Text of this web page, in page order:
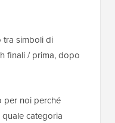
tra simboli di
finali / prima, dopo
per noi perché
categoria